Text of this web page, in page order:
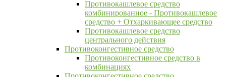
Противокашлевое средство
комбинированное - Противокашлевое
средство + Отхаркивающее средство
Противокашлевое средство
центрального действия
Противоконгестивное средство
Противоконгестивное средство в
комбинациях